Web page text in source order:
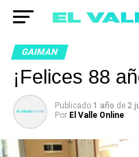
GAIMAN
¡Felices 88
Publicado 1 año de 2
Por El Valle Online